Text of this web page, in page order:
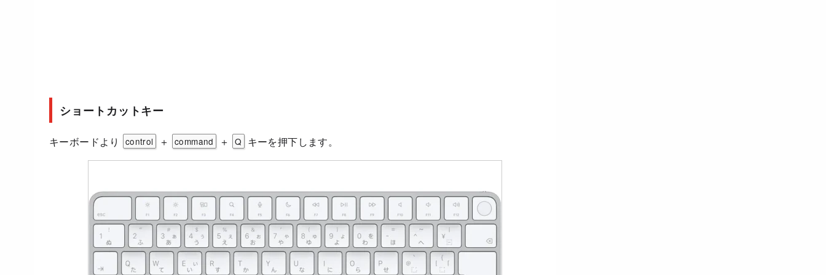
ショートカットキー
キーボードより control ＋ command ＋ Q キーを押下します。